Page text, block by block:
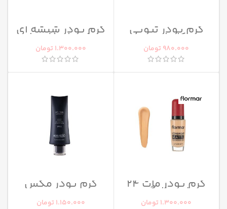
کرم پودر تیوپی
کاپرا نیو
980.000 تومان
کرم پودر شیشه ای
مات تاچ فلورمار
1.300.000 تومان
کرم پودر مات 24ساعته لانگ ور
1.300.000 تومان
کرم پودر مکس
هیرو
1.150.000 تومان